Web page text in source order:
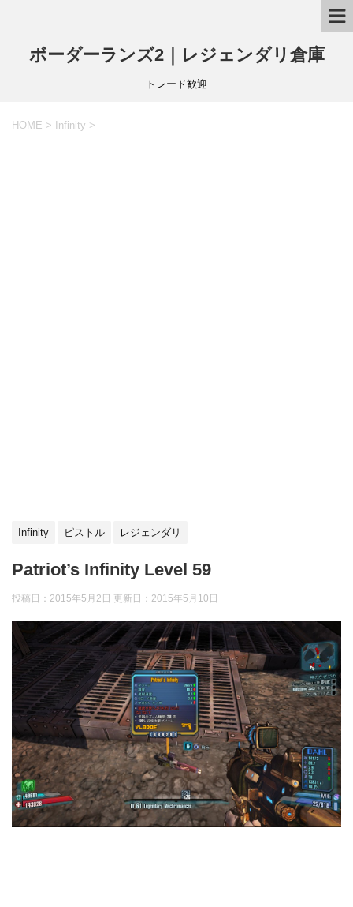
ボーダーランズ2｜レジェンダリ倉庫
トレード歓迎
HOME > Infinity >
Infinity ピストル レジェンダリ
Patriot’s Infinity Level 59
投稿日：2015年5月2日 更新日： 2015年5月10日